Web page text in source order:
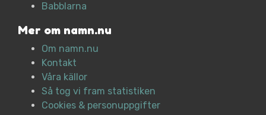
Babblarna
Mer om namn.nu
Om namn.nu
Kontakt
Våra källor
Så tog vi fram statistiken
Cookies & personuppgifter